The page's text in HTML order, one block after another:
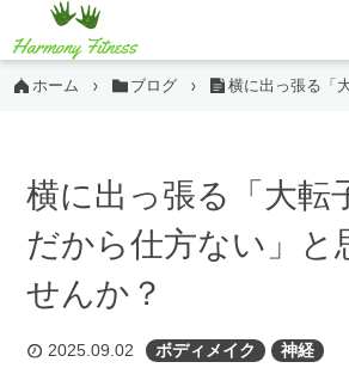
ホーム ブログ 横に出っ張る「
横に出っ張る「大転
だから仕方ない」と
せんか？
2025.09.02 ボディメイク 神経